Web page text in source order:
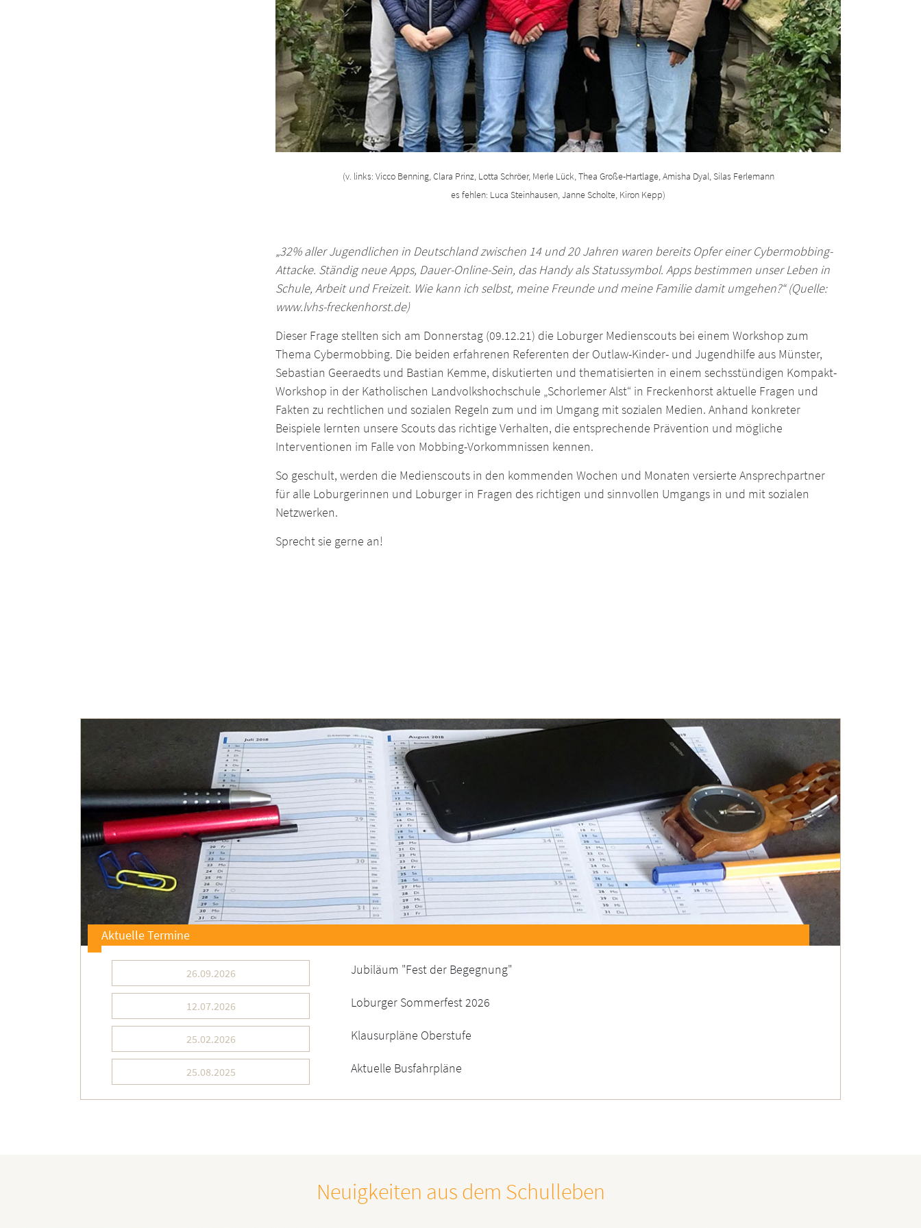
(v. links: Vicco Benning, Clara Prinz, Lotta Schröer, Merle Lück, Thea Große-Hartlage, Amisha Dyal, Silas Ferlemann
es fehlen: Luca Steinhausen, Janne Scholte, Kiron Kepp)
„32% aller Jugendlichen in Deutschland zwischen 14 und 20 Jahren waren bereits Opfer einer Cybermobbing-
Attacke. Ständig neue Apps, Dauer-Online-Sein, das Handy als Statussymbol. Apps bestimmen unser Leben in
Schule, Arbeit und Freizeit. Wie kann ich selbst, meine Freunde und meine Familie damit umgehen?“ (Quelle:
www.lvhs-freckenhorst.de)
Dieser Frage stellten sich am Donnerstag (09.12.21) die Loburger Medienscouts bei einem Workshop zum
Thema Cybermobbing. Die beiden erfahrenen Referenten der Outlaw-Kinder- und Jugendhilfe aus Münster,
Sebastian Geeraedts und Bastian Kemme, diskutierten und thematisierten in einem sechsstündigen Kompakt-
Workshop in der Katholischen Landvolkshochschule „Schorlemer Alst“ in Freckenhorst aktuelle Fragen und
Fakten zu rechtlichen und sozialen Regeln zum und im Umgang mit sozialen Medien. Anhand konkreter
Beispiele lernten unsere Scouts das richtige Verhalten, die entsprechende Prävention und mögliche
Interventionen im Falle von Mobbing-Vorkommnissen kennen.
So geschult, werden die Medienscouts in den kommenden Wochen und Monaten versierte Ansprechpartner
für alle Loburgerinnen und Loburger in Fragen des richtigen und sinnvollen Umgangs in und mit sozialen
Netzwerken.
Sprecht sie gerne an!
Aktuelle Termine
26.09.2026 Jubiläum "Fest der Begegnung"
12.07.2026 Loburger Sommerfest 2026
25.02.2026 Klausurpläne Oberstufe
25.08.2025 Aktuelle Busfahrpläne
Neuigkeiten aus dem Schulleben